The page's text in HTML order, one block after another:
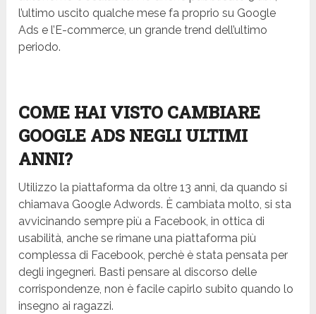
l’ultimo uscito qualche mese fa proprio su Google
Ads e l’E-commerce, un grande trend dell’ultimo
periodo.
COME HAI VISTO CAMBIARE
GOOGLE ADS NEGLI ULTIMI
ANNI?
Utilizzo la piattaforma da oltre 13 anni, da quando si
chiamava Google Adwords. È cambiata molto, si sta
avvicinando sempre più a Facebook, in ottica di
usabilità, anche se rimane una piattaforma più
complessa di Facebook, perchè è stata pensata per
degli ingegneri. Basti pensare al discorso delle
corrispondenze, non è facile capirlo subito quando lo
insegno ai ragazzi.